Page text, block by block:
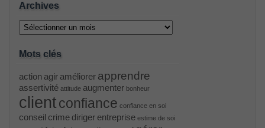
Archives
Archives
Mots clés
action agir améliorer apprendre
assertivité attitude augmenter bonheur
client confiance confiance en soi
conseil crime diriger entreprise estime de soi